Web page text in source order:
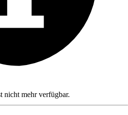
nicht mehr verfügbar.